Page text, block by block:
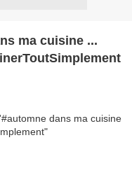
ma cuisine ...